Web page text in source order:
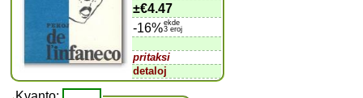
±€4.47
-16%ekde
3 eroj
pritaksi
detaloj